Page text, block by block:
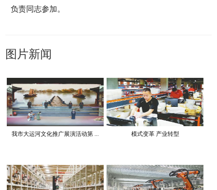
负责同志参加。
图片新闻
我市大运河文化推广展演活动第 ... 模式变革 产业转型